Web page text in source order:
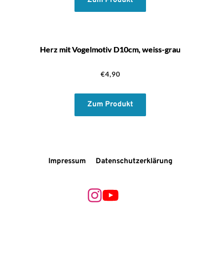
€12,50
€8,90.
Herz mit Vogelmotiv D10cm, weiss-grau
€4,90
Zum Produkt
Impressum Datenschutzerklärung